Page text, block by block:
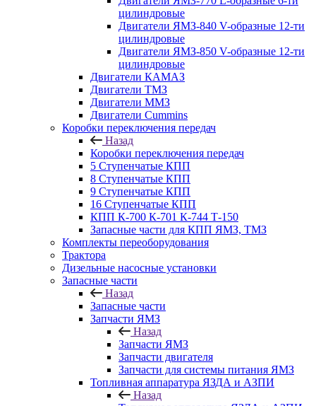
цилиндровые
Двигатели ЯМЗ-840 V-образные 12-ти
цилиндровые
Двигатели ЯМЗ-850 V-образные 12-ти
цилиндровые
Двигатели КАМАЗ
Двигатели ТМЗ
Двигатели ММЗ
Двигатели Cummins
Коробки переключения передач
Назад
Коробки переключения передач
5 Ступенчатые КПП
8 Ступенчатые КПП
9 Ступенчатые КПП
16 Ступенчатые КПП
КПП К-700 К-701 К-744 Т-150
Запасные части для КПП ЯМЗ, ТМЗ
Комплекты переоборудования
Трактора
Дизельные насосные установки
Запасные части
Назад
Запасные части
Запчасти ЯМЗ
Назад
Запчасти ЯМЗ
Запчасти двигателя
Запчасти для системы питания ЯМЗ
Топливная аппаратура ЯЗДА и АЗПИ
Назад